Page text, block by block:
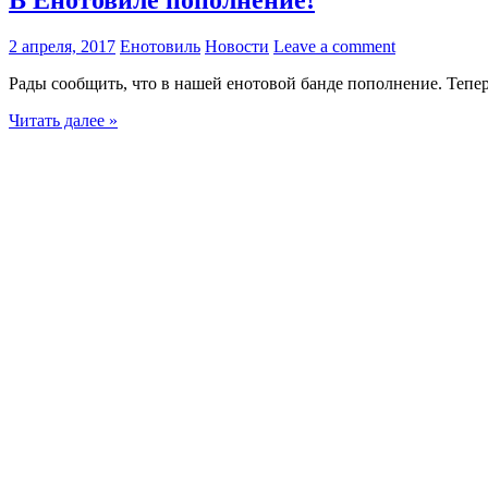
2 апреля, 2017 Енотовиль Новости Leave a comment
Рады сообщить, что в нашей енотовой банде пополнение.
Читать далее »